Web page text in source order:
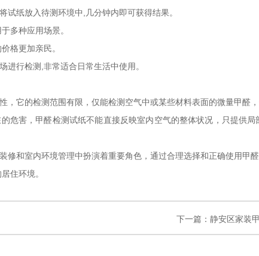
试纸放入待测环境中,几分钟内即可获得结果。
多种应用场景。
格更加亲民。
进行检测,非常适合日常生活中使用。
，它的检测范围有限，仅能检测空气中或某些材料表面的微量甲醛
危害，甲醛检测试纸不能直接反映室内空气的整体状况，只提供
修和室内环境管理中扮演着重要角色，通过合理选择和正确使用甲
住环境。
下一篇： 静安区家装